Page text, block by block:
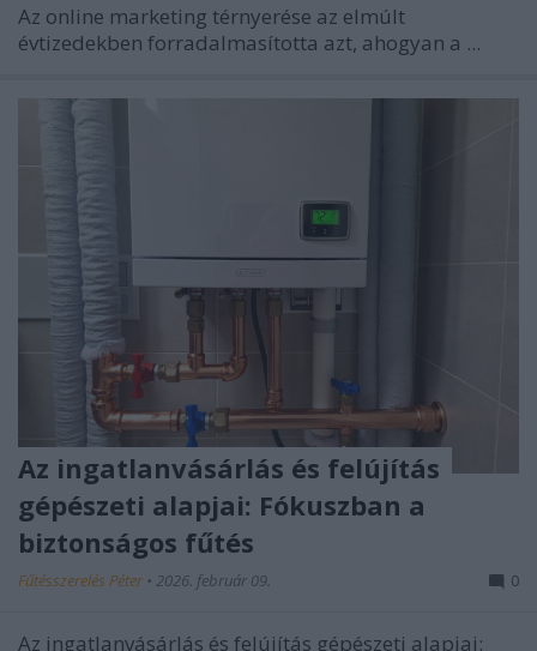
Az online marketing térnyerése az elmúlt
évtizedekben forradalmasította azt, ahogyan a ...
Az ingatlanvásárlás és felújítás
gépészeti alapjai: Fókuszban a
biztonságos fűtés
Fűtésszerelés Péter • 2026. február 09. 0
Az ingatlanvásárlás és felújítás gépészeti alapjai: